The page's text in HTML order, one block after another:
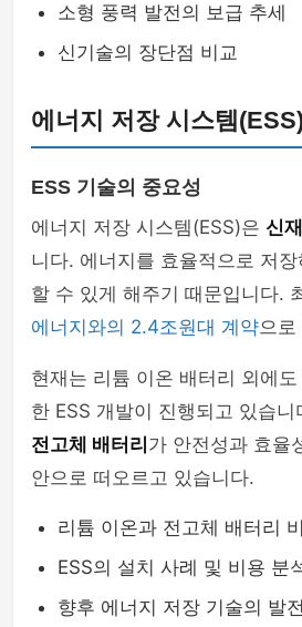
소형 풍력 발전의 보급 추세
신기술의 장단점 비교
에너지 저장 시스템
ESS 기술의 중요성
에너지 저장 시스템(ESS)은 신
니다. 에너지를 효율적으로 저
할 수 있게 해주기 때문입니다.
에너지와의 2.4조원대 계약으로
현재는 리튬 이온 배터리 외에
한 ESS 개발이 진행되고 있습니
전고체 배터리 가 안전성과 효율
안으로 떠오르고 있습니다.
리튬 이온과 전고체 배터리
ESS의 설치 사례 및 비용 분
향후 에너지 저장 기술의 발